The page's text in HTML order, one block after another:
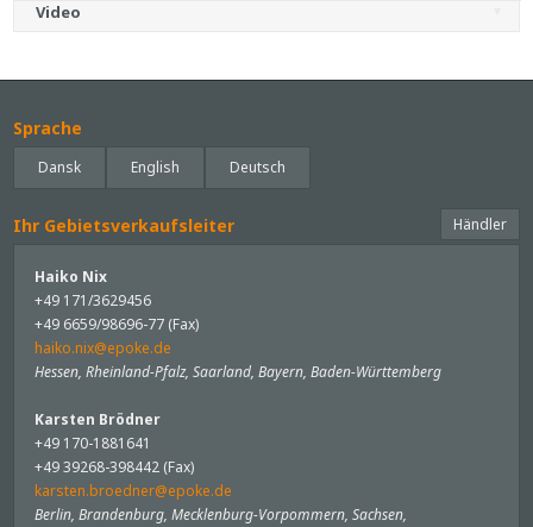
Video
Sprache
Dansk English Deutsch
Ihr Gebietsverkaufsleiter Händler
Haiko Nix
+49 171/3629456
+49 6659/98696-77 (Fax)
haiko.nix@epoke.de
Hessen, Rheinland-Pfalz, Saarland, Bayern, Baden-Württemberg
Karsten Brödner
+49 170-1881641
+49 39268-398442 (Fax)
karsten.broedner@epoke.de
Berlin, Brandenburg, Mecklenburg-Vorpommern, Sachsen,